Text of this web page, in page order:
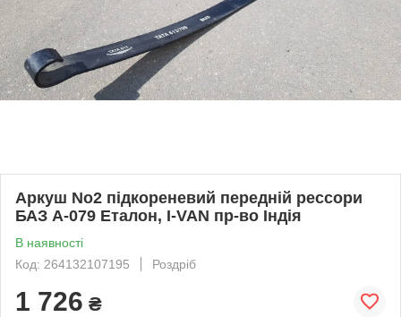
Аркуш No2 підкореневий передній рессори
БАЗ А-079 Еталон, I-VAN пр-во Індія
В наявності
Код: 264132107195
Роздріб
1 726 ₴